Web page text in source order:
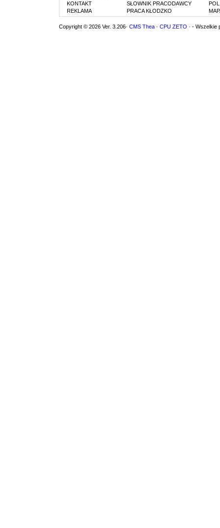
KONTAKT
REKLAMA
SŁOWNIK PRACODAWCY
PRACA KŁODZKO
Copyright © 2026 Ver. 3.206· CMS Thea · CPU ZETO · - Wszelkie